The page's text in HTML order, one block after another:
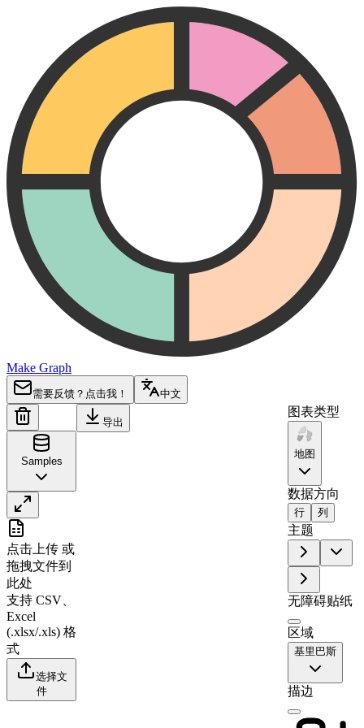
Make Graph
需要反馈？点击我！ 中文
Samples
Region
Kiribati
1
2
点击上传 或
拖拽文件到
此处
支持 CSV、
Excel
(.xlsx/.xls) 格
式
选择文
件
导出
图表类型
地图
数据方向
行 列
主题
无障碍贴纸
区域
基里巴斯
描边